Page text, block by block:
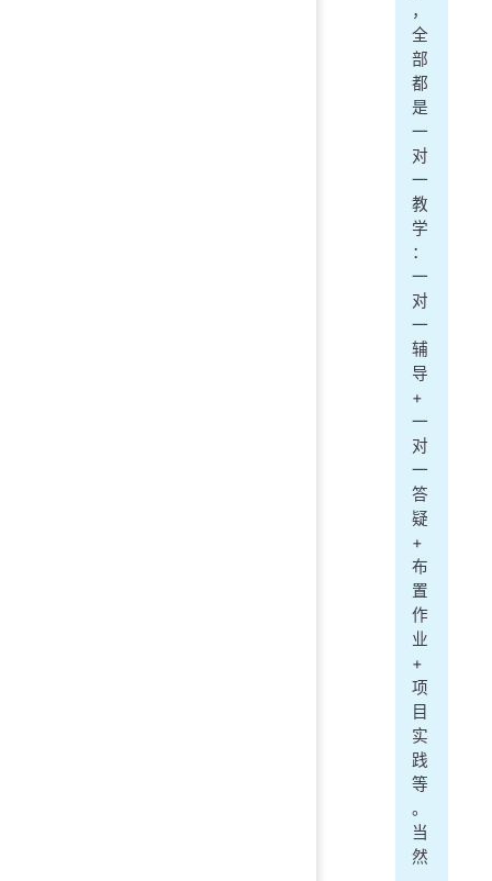
，
全
部
都
是
一
对
一
教
学
：
一
对
一
辅
导
+
一
对
一
答
疑
+
布
置
作
业
+
项
目
实
践
等
。
当
然